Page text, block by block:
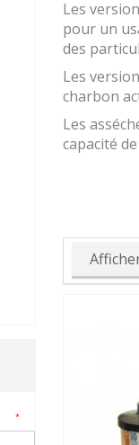
*
Les
pour un
des
Les
charbon
Les
capacité